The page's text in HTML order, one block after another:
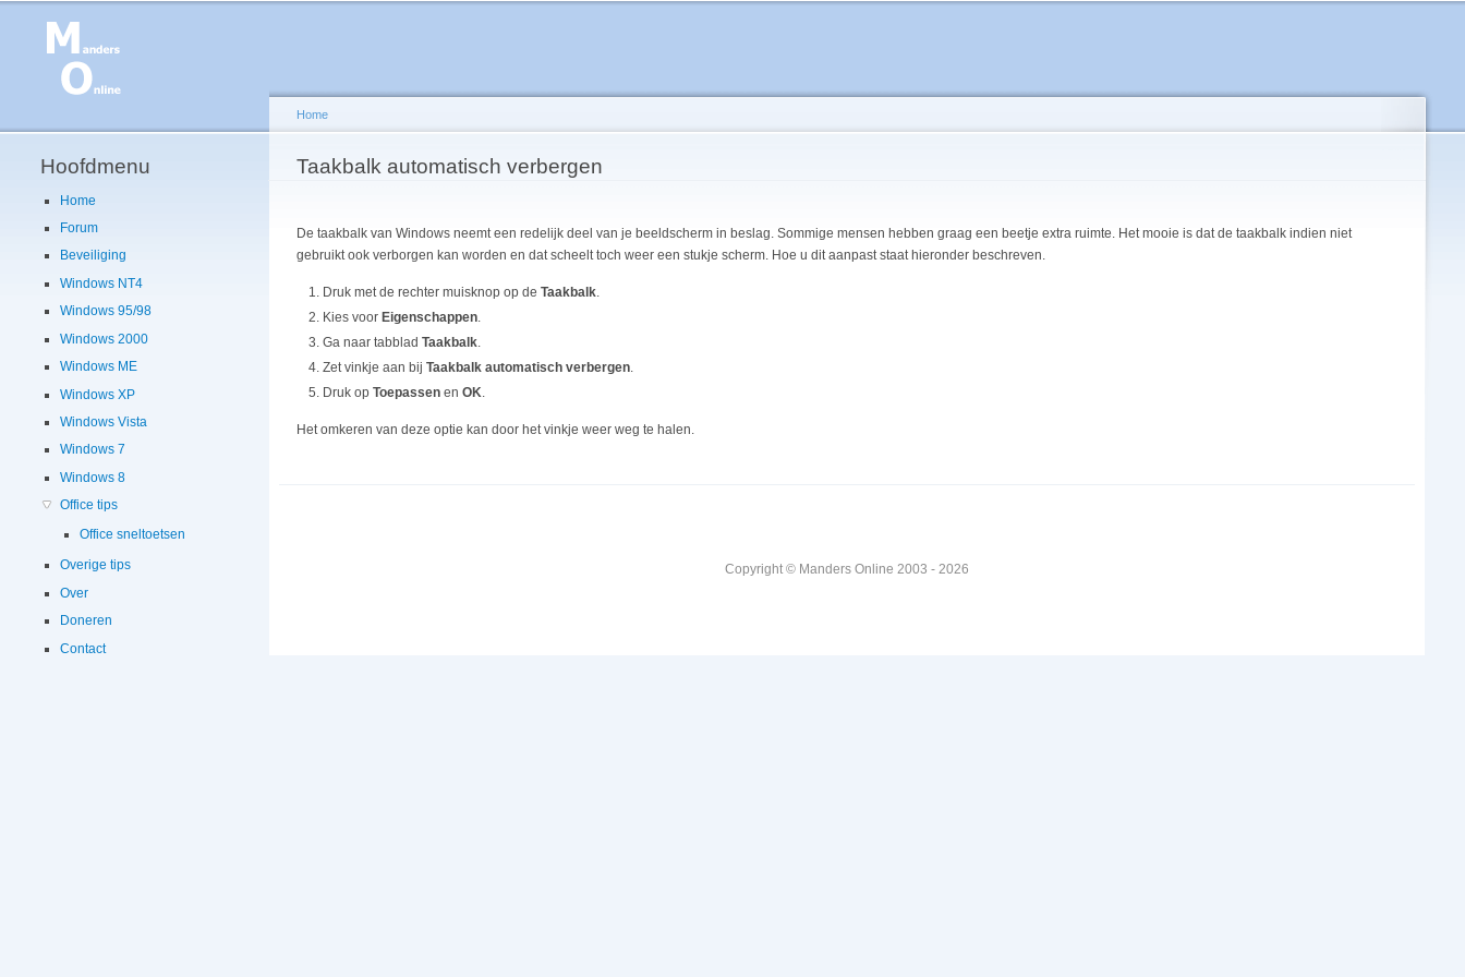
Hoofdmenu
Home
Forum
Beveiliging
Windows NT4
Windows 95/98
Windows 2000
Windows ME
Windows XP
Windows Vista
Windows 7
Windows 8
Office tips
Office sneltoetsen
Overige tips
Over
Doneren
Contact
U bent hier
Home
Taakbalk automatisch verbergen
De taakbalk van Windows neemt een redelijk deel van je beeldscherm in beslag. Sommige mensen hebben graag een beetje extra ruimte. Het mooie is dat de taakbalk indien niet
gebruikt ook verborgen kan worden en dat scheelt toch weer een stukje scherm. Hoe u dit aanpast staat hieronder beschreven.
Druk met de rechter muisknop op deTaakbalk.
Kies voor Eigenschappen.
Ga naar tabbladTaakbalk.
Zet vinkje aan bijTaakbalk automatisch verbergen.
Druk opToepassen enOK.
Het omkeren van deze optie kan door het vinkje weer weg te halen.
Copyright © Manders Online 2003 - 2026